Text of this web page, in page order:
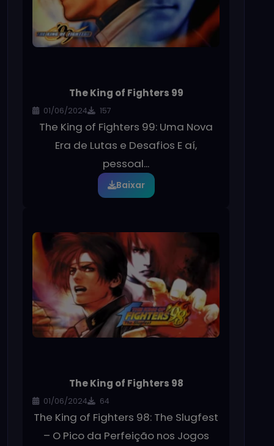
The King of Fighters 99
01/06/2024 157
The King of Fighters 99: Uma Nova
Era de Lutas e Desafios E aí,
pessoal...
Baixar
The King of Fighters 98
01/06/2024 64
The King of Fighters 98: The Slugfest
– O Pico da Perfeição nos Jogos